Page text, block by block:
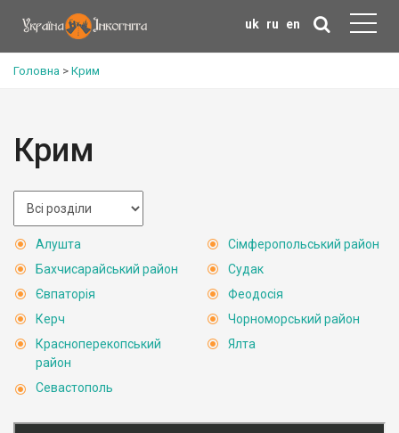
uk ru en
Головна > Крим
Крим
Алушта
Бахчисарайський район
Євпаторія
Керч
Красноперекопський
район
Севастополь
Сімферопольський район
Судак
Феодосія
Чорноморський район
Ялта